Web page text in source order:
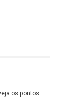
os pontos